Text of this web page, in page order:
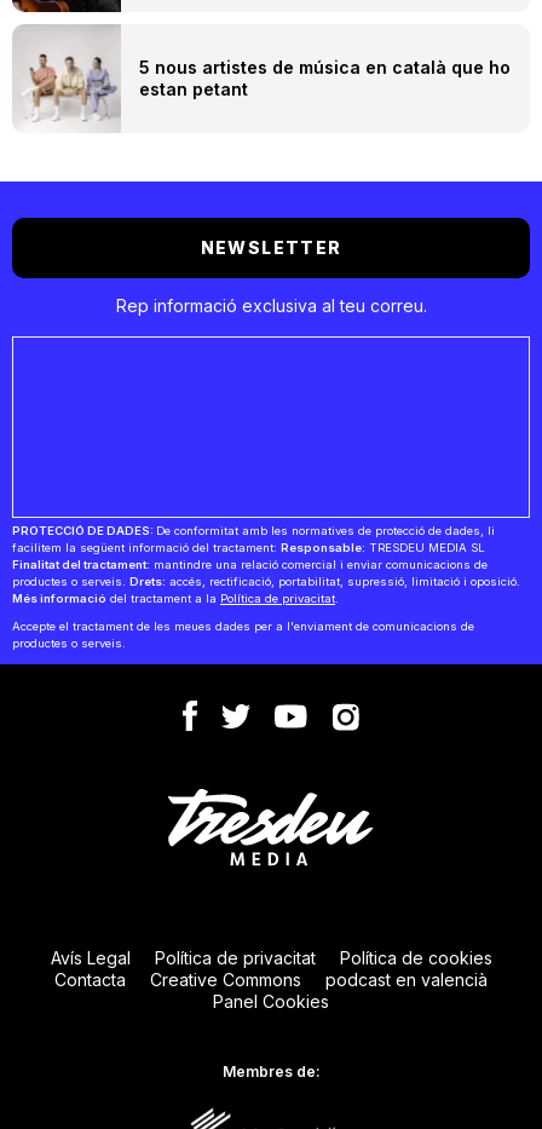
5 nous artistes de música en català que ho
estan petant
NEWSLETTER
Rep informació exclusiva al teu correu.
PROTECCIÓ DE DADES: De conformitat amb les normatives de protecció de dades, li
facilitem la següent informació del tractament: Responsable: TRESDEU MEDIA SL
Finalitat del tractament: mantindre una relació comercial i enviar comunicacions de
productes o serveis. Drets: accés, rectificació, portabilitat, supressió, limitació i oposició.
Més informació del tractament a la Política de privacitat
Accepte el tractament de les meues dades per a l'enviament de comunicacions de
productes o serveis.
Avís Legal Política de privacitat
Política de cookies
Contacta
Creative Commons
podcast en valencià
Panel Cookies
Membres de: